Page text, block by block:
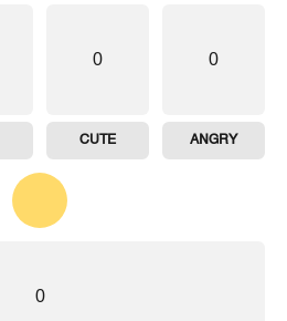
0
ANGRY
0
CUTE
0